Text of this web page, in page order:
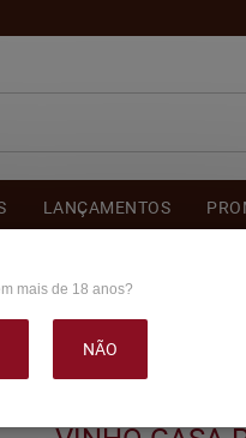
LANÇAMENTOS
750ML
mais de 18 anos?
NÃO